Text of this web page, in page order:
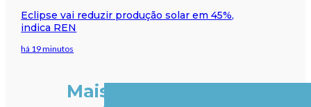
Eclipse vai reduzir produção solar em 45%,
indica REN
há 19 minutos
Mais